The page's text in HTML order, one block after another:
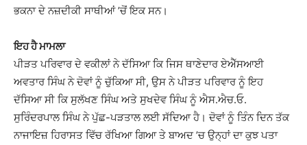
ਭਕਨਾ ਦੇ ਨਜ਼ਦੀਕੀ ਸਾਥੀਆਂ ’ਚੋਂ ਇਕ ਸਨ।
ਇਹ ਹੈ ਮਾਮਲਾ
ਪੀੜਤ ਪਰਿਵਾਰ ਦੇ ਵਕੀਲਾਂ ਨੇ ਦੱਸਿਆ ਕਿ ਜਿਸ ਥਾਣੇਦਾਰ ਏਐੱਸਆਈ
ਅਵਤਾਰ ਸਿੰਘ ਨੇ ਦੋਵਾਂ ਨੂੰ ਚੁੱਕਿਆ ਸੀ, ਉਸ ਨੇ ਪੀੜਤ ਪਰਿਵਾਰ ਨੂੰ ਇਹ
ਦੱਸਿਆ ਸੀ ਕਿ ਸੁਲੱਖਣ ਸਿੰਘ ਅਤੇ ਸੁਖਦੇਵ ਸਿੰਘ ਨੂੰ ਐਸ.ਐਚ.ਓ.
ਸੁਰਿੰਦਰਪਾਲ ਸਿੰਘ ਨੇ ਪੁੱਛ-ਪੜਤਾਲ ਲਈ ਸੱਦਿਆ ਹੈ। ਦੋਵਾਂ ਨੂੰ ਤਿੰਨ ਦਿਨ ਤੱਕ
ਨਾਜਾਇਜ਼ ਹਿਰਾਸਤ ਵਿੱਚ ਰੱਖਿਆ ਗਿਆ ਤੇ ਬਾਅਦ ’ਚ ਉਨ੍ਹਾਂ ਦਾ ਕੁਝ ਪਤਾ